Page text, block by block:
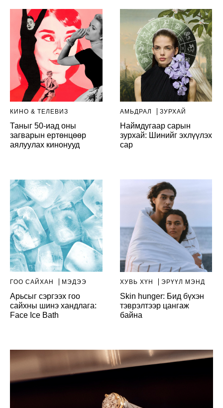
КИНО & ТЕЛЕВИЗ
Таныг 50-иад оны
загварын ертөнцөөр
аялуулах кинонууд
АМЬДРАЛ ЗУРХАЙ
Наймдугаар сарын
зурхай: Шинийг эхлүүлэх
сар
ГОО САЙХАН МЭДЭЭ
Арьсыг сэргээх гоо
сайхны шинэ хандлага:
Face Ice Bath
ХУВЬ ХҮН ЭРҮҮЛ МЭНД
Skin hunger: Бид бүхэн
тэврэлтээр цангаж
байна